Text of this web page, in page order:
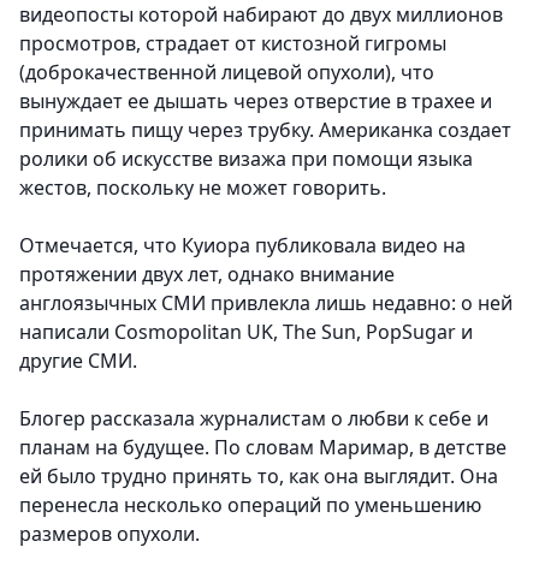
видеопосты которой набирают до двух миллионов
просмотров, страдает от кистозной гигромы
(доброкачественной лицевой опухоли), что
вынуждает ее дышать через отверстие в трахее и
принимать пищу через трубку. Американка создает
ролики об искусстве визажа при помощи языка
жестов, поскольку не может говорить.
Отмечается, что Куиора публиковала видео на
протяжении двух лет, однако внимание
англоязычных СМИ привлекла лишь недавно: о ней
написали Cosmopolitan UK, The Sun, PopSugar и
другие СМИ.
Блогер рассказала журналистам о любви к себе и
планам на будущее. По словам Маримар, в детстве
ей было трудно принять то, как она выглядит. Она
перенесла несколько операций по уменьшению
размеров опухоли.